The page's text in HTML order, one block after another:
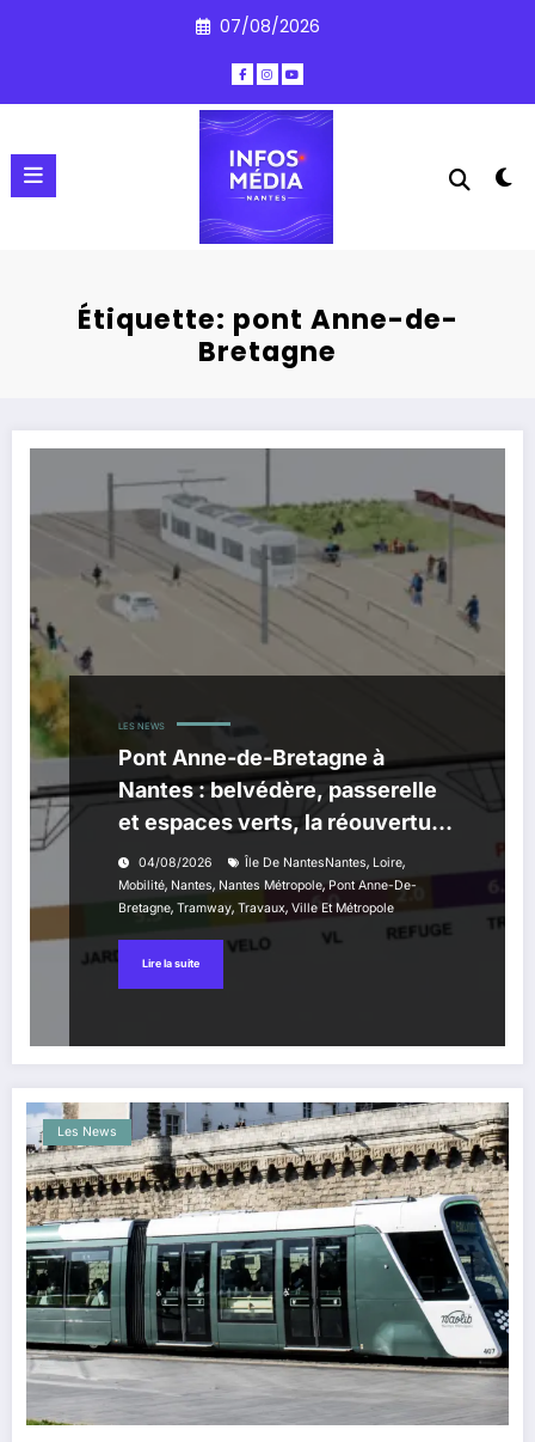
07/08/2026
Étiquette: pont Anne-de-
Bretagne
LES NEWS
Pont Anne-de-Bretagne à
Nantes : belvédère, passerelle
et espaces verts, la réouverture
approche
04/08/2026 Île De NantesNantes, Loire,
Mobilité, Nantes, Nantes Métropole,Pont Anne-De-
Bretagne, Tramway, Travaux, Ville Et Métropole
Lire la suite
Les News